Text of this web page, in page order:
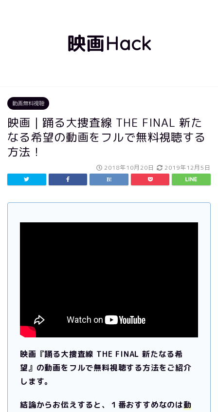
映画Hack
動画無料視聴
映画｜踊る大捜査線 THE FINAL 新た
なる希望の動画をフルで無料視聴する
方法！
2018年10月20日 2019年12月5日
映画『踊る大捜査線 THE FINAL 新たなる希
望』の動画をフルで無料視聴する方法をご紹介
します。
結論からお伝えすると、１番おすすめなのは動